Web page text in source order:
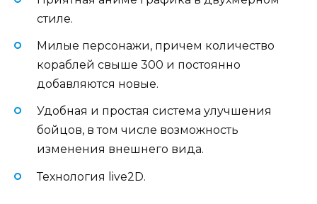
стиле.
Милые персонажи, причем количество
кораблей свыше 300 и постоянно
добавляются новые.
Удобная и простая система улучшения
бойцов, в том числе возможность
изменения внешнего вида.
Технология live2D.